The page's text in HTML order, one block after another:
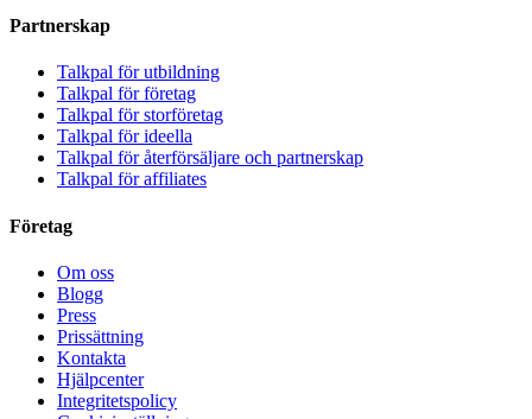
Partnerskap
Talkpal för utbildning
Talkpal för företag
Talkpal för storföretag
Talkpal för ideella
Talkpal för återförsäljare och partnerskap
Talkpal för affiliates
Företag
Om oss
Blogg
Press
Prissättning
Kontakta
Hjälpcenter
Integritetspolicy